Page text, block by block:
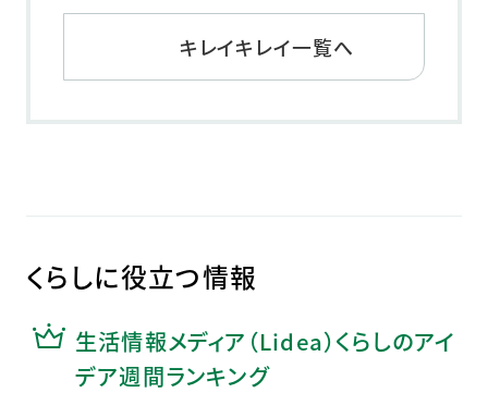
キレイキレイ一覧へ
くらしに役立つ情報
生活情報メディア（Lidea）くらしのアイ
デア週間ランキング